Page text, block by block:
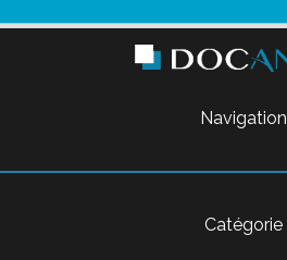
Navigation
Catégorie